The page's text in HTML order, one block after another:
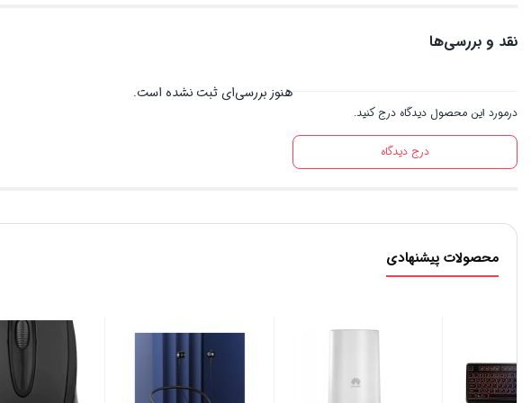
نقد و بررسی‌ها
درمورد این محصول دیدگاه درج کنید.
درج دیدگاه
هنوز بررسی‌ای ثبت نشده است.
محصولات پیشنهادی